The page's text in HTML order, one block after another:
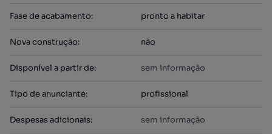
Fase de acabamento: pronto a habitar
Nova construção: não
Disponível a partir de: sem informação
Tipo de anunciante: profissional
Despesas adicionais: sem informação